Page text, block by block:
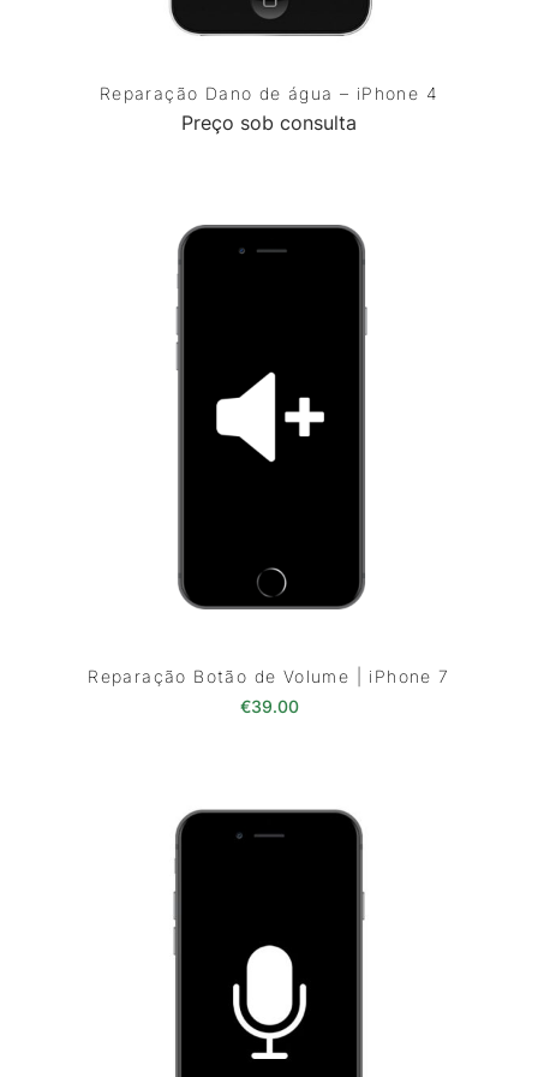
Reparação Dano de água – iPhone 4
Preço sob consulta
Reparação Botão de Volume | iPhone 7
€39.00